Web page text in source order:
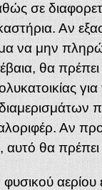
σε
Αν
να μην
θα
Αν
θα πρέπει
αερίου